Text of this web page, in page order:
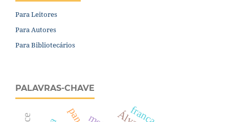
Para Leitores
Para Autores
Para Bibliotecários
PALAVRAS-CHAVE
frança.